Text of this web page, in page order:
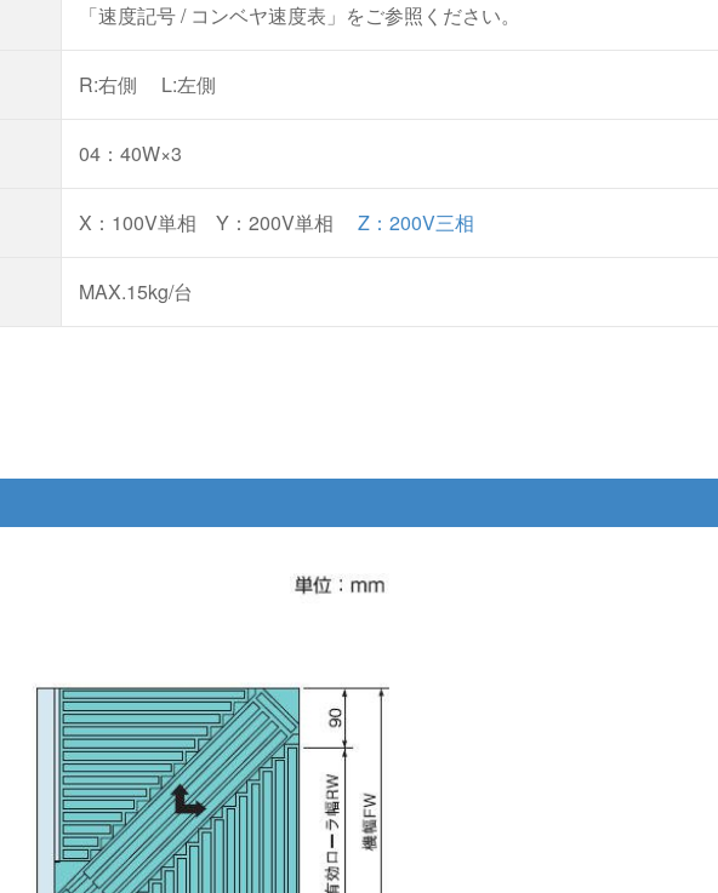
「速度記号 / コンベヤ速度表」をご参照ください。
R:右側 L:左側
04：40W×3
X：100V単相 Y：200V単相 Z：200V三相
MAX.15kg/台